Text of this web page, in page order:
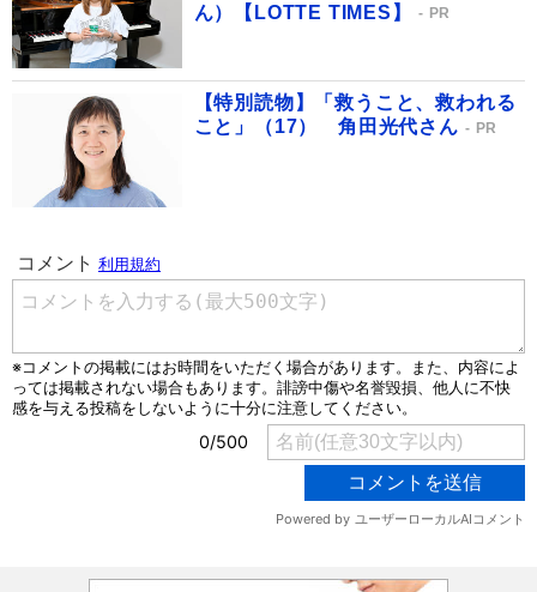
ん）【LOTTE TIMES】
PR
【特別読物】「救うこと、救われる
こと」（17） 角田光代さん
PR